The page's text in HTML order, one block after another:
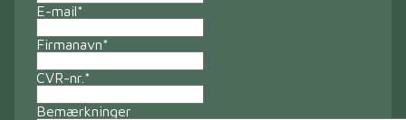
E-mail*
Firmanavn*
CVR-nr. *
Bemærkninger